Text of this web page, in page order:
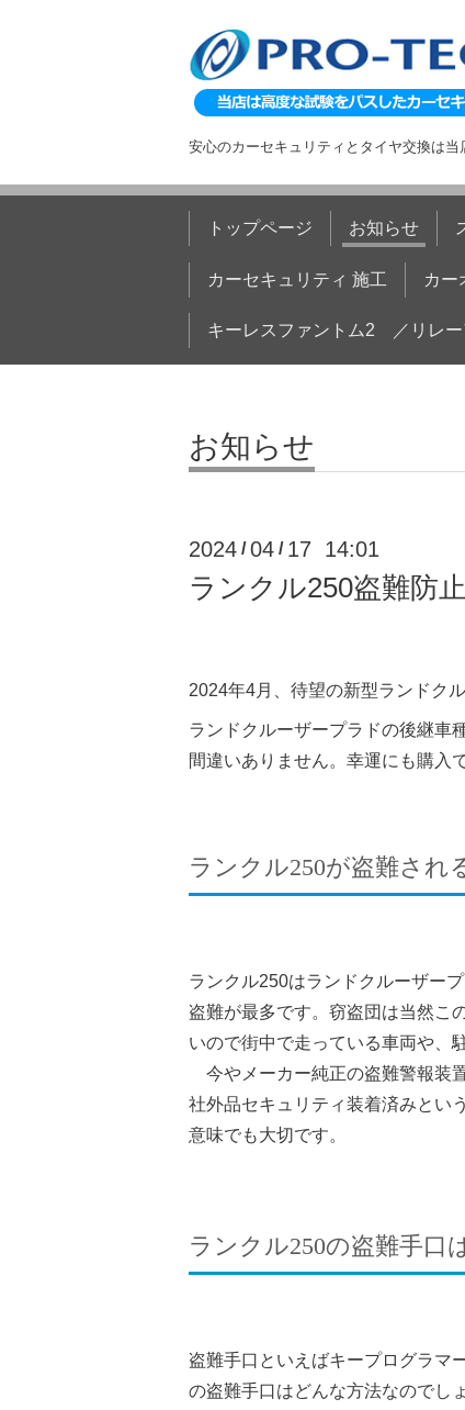
安心のカーセキュリティとタイヤ交換は当
トップページ お知らせ
カーセキュリティ 施工 カー
キーレスファントム2 ／リレ
お知らせ
2024 /04 / 17 14:01
ランクル250盗難防
2024年4月、待望の新型ランドク
ランドクルーザープラドの後継車
間違いありません。幸運にも購入
ランクル250が盗難され
ランクル250はランドクルーザー
盗難が最多です。窃盗団は当然こ
いので街中で走っている車両や、
今やメーカー純正の盗難警報装
社外品セキュリティ装着済みとい
意味でも大切です。
ランクル250の盗難手
盗難手口といえばキープログラマ
の盗難手口はどんな方法なのでし